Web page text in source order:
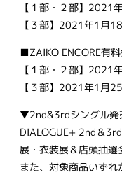
【１部・２部】
【３部】2021年1月
■ZAIKO ENCORE有
【１部・２部】
【３部】2021年1月
▼2nd&3rdシングル発
DIALOGUE+ 2nd＆
展・衣装展＆店頭抽選
また、対象商品いず